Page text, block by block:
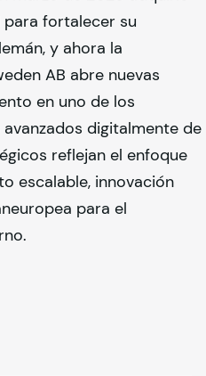
para fortalecer su
y ahora la
AB abre nuevas
en uno de los
digitalmente de
reflejan el enfoque
escalable, innovación
para el